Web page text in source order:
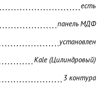
есть
панель МДФ
установлен
Kale (Цилиндровый)
3 контура